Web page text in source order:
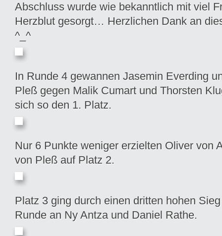
Abschluss wurde wie bekanntlich mit viel
Herzblut gesorgt… Herzlichen Dank an
^_^
In Runde 4 gewannen Jasemin Everding
Pleß gegen Malik Cumart und Thorsten
sich so den 1. Platz.
Nur 6 Punkte weniger erzielten Oliver von
von Pleß auf Platz 2.
Platz 3 ging durch einen dritten hohen
Runde an Ny Antza und Daniel Rathe.